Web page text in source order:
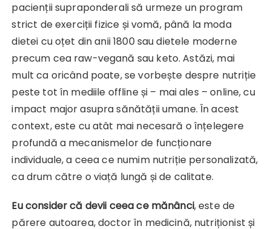
pacienții supraponderali să urmeze un program
strict de exerciții fizice și vomă, până la moda
dietei cu oțet din anii 1800 sau dietele moderne
precum cea raw-vegană sau keto. Astăzi, mai
mult ca oricând poate, se vorbește despre nutriție
peste tot în mediile offline și – mai ales – online, cu
impact major asupra sănătății umane. În acest
context, este cu atât mai necesară o înțelegere
profundă a mecanismelor de funcționare
individuale, a ceea ce numim nutriție personalizată,
ca drum către o viață lungă și de calitate.
Eu consider că devii ceea ce mănânci, este de
părere autoarea, doctor în medicină, nutriționist și